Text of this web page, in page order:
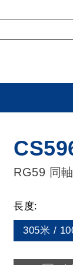
RG59 同
長度:
305米 /